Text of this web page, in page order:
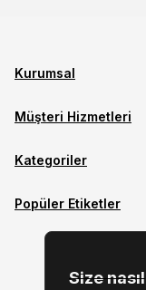
Kurumsal
Müşteri Hizmetleri
Kategoriler
Popüler Etiketler
Size nasıl